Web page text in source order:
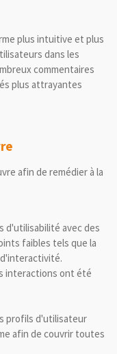
plus intuitive et plus
dans les
commentaires
plus attrayantes
afin de remédier à la
d'utilisabilité avec des
faibles tels que la
interactions ont été
profils d'utilisateur
afin de couvrir toutes